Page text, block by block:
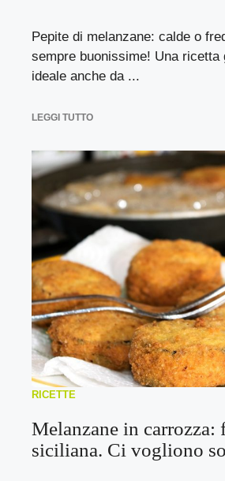
Pepite di melanzane: calde o
sempre buonissime! Una ricetta
ideale anche da ...
LEGGI TUTTO
RICETTE
Melanzane in carrozza:
siciliana. Ci vogliono